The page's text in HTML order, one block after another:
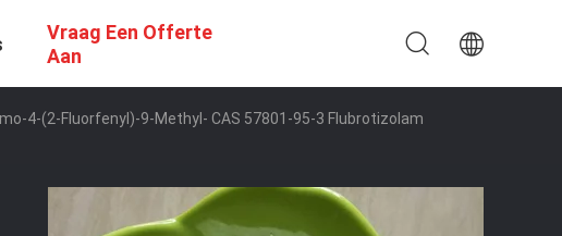
Vraag Een Offerte
Aan
4-(2-Fluorfenyl)-9-Methyl- CAS 57801-95-3 Flubrotizolam